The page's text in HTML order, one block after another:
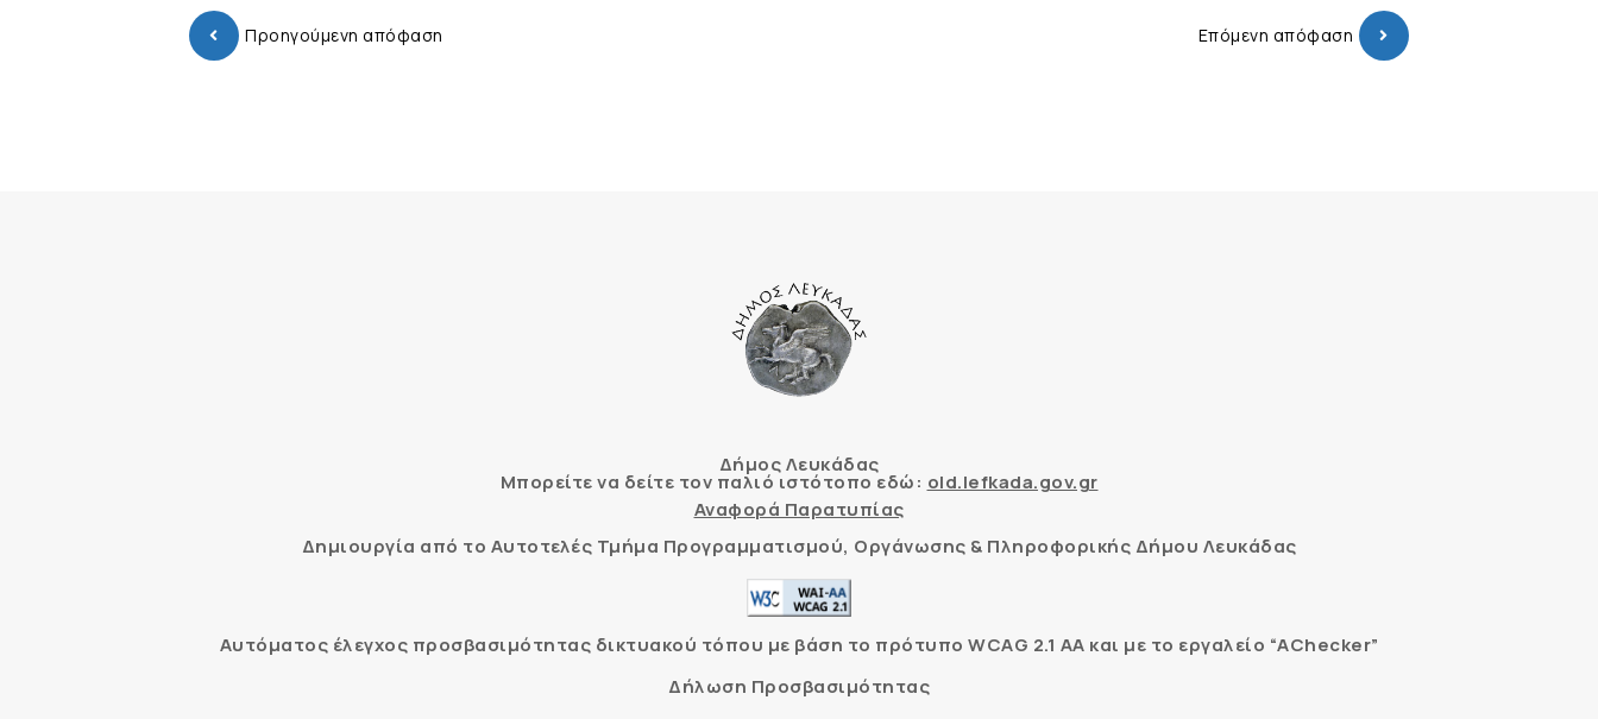
Προηγούμενη απόφαση Επόμενη απόφαση
Δήμος Λευκάδας
Μπορείτε να δείτε τον παλιό ιστότοπο εδώ: old.lefkada.gov.gr
Αναφορά Παρατυπίας
Δημιουργία από το Αυτοτελές Τμήμα Προγραμματισμού, Οργάνωσης & Πληροφορικής Δήμου Λευκάδας
Αυτόματος έλεγχος προσβασιμότητας δικτυακού τόπου με βάση το πρότυπο WCAG 2.1 AA και με το εργαλείο “AChecker”
Δήλωση Προσβασιμότητας